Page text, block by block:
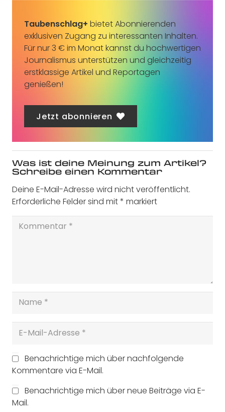
Taubenschlag+ bietet Abonnierenden
exklusiven Zugang zu interessanten Inhalten.
Für nur 3 € im Monat kannst du hochwertigen
Journalismus unterstützen und gleichzeitig
erstklassige Artikel und Reportagen
genießen!
Jetzt abonnieren
Was ist deine Meinung zum Artikel?
Schreibe einen Kommentar
Deine E-Mail-Adresse wird nicht veröffentlicht.
Erforderliche Felder sind mit* markiert
Benachrichtige mich über nachfolgende
Kommentare via E-Mail.
Benachrichtige mich über neue Beiträge via E-
Mail.